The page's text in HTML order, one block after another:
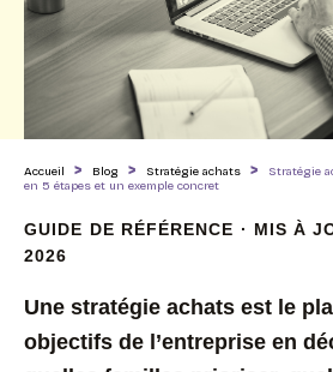
Accueil > Blog > Stratégie achats >
Stratégie
en 5 étapes et un exemple concret
GUIDE DE RÉFÉRENCE · MIS À
2026
Une stratégie achats est le
objectifs de l’entreprise en